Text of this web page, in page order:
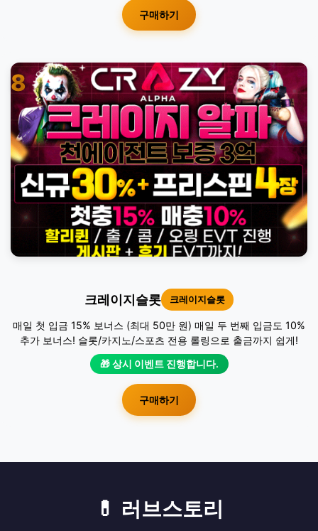
구매하기
8
크레이지슬롯 크레이지슬롯
매일 첫 입금 15% 보너스 (최대 50만 원) 매일 두 번째 입금도 10%
추가 보너스! 슬롯/카지노/스포츠 전용 롤링으로 출금까지 쉽게!
🎁 상시 이벤트 진행합니다.
구매하기
💊 러브스토리